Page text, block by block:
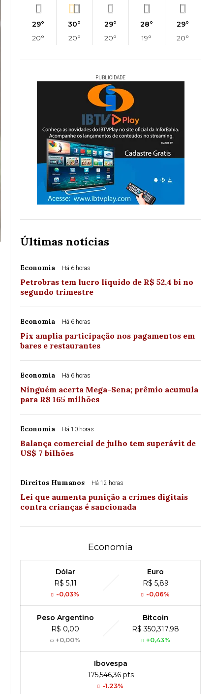
29°
20°
30°
20°
29°
20°
28°
19°
29°
20°
PUBLICIDADE
Últimas notícias
Economia Há 6 horas
Petrobras tem lucro líquido de R$ 52,4 bi no
segundo trimestre
Economia Há 6 horas
Pix amplia participação nos pagamentos em
bares e restaurantes
Economia Há 6 horas
Ninguém acerta Mega-Sena; prêmio acumula
para R$ 165 milhões
Economia Há 10 horas
Balança comercial de julho tem superávit de
US$ 7 bilhões
Direitos Humanos Há 12 horas
Lei que aumenta punição a crimes digitais
contra crianças é sancionada
Economia
Dólar
R$ 5,11
-0,03%
Euro
R$ 5,89
-0,06%
Peso Argentino
R$ 0,00
+0,00%
Bitcoin
R$ 350,317,98
+0,43%
Ibovespa
175,546,36 pts
-1.23%